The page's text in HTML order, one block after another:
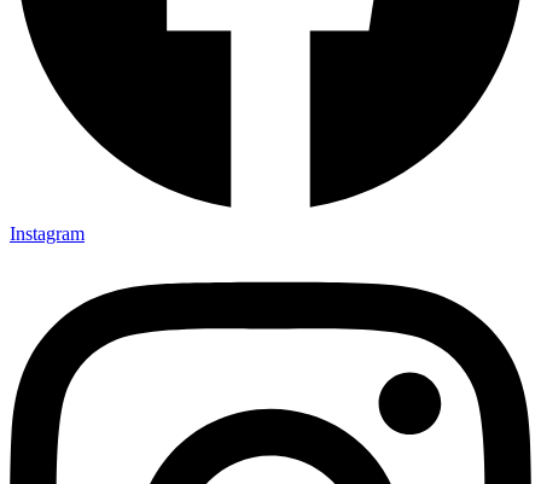
Instagram